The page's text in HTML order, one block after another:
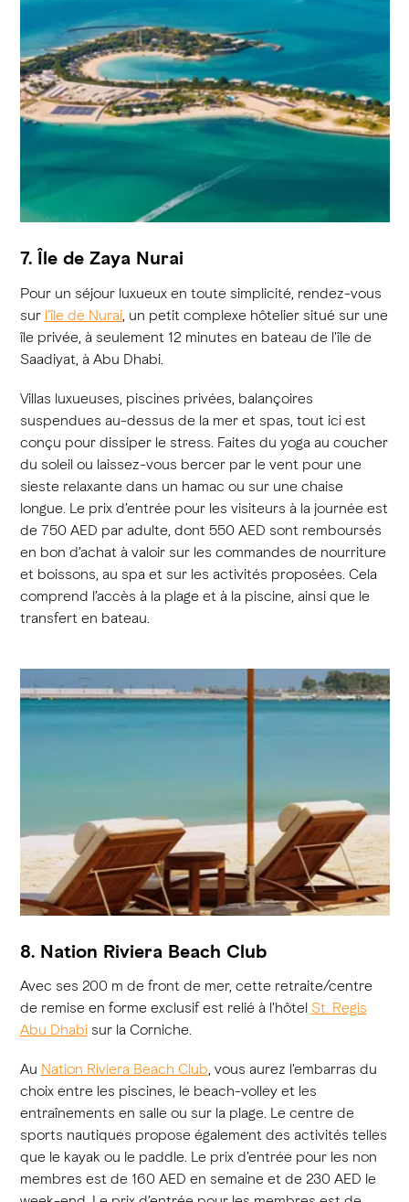
7. Île de Zaya Nurai
Pour un séjour luxueux en toute simplicité, rendez-vous
sur l’île de Nurai, un petit complexe hôtelier situé sur une
île privée, à seulement 12 minutes en bateau de l'île de
Saadiyat, à Abu Dhabi.
Villas luxueuses, piscines privées, balançoires
suspendues au-dessus de la mer et spas, tout ici est
conçu pour dissiper le stress. Faites du yoga au coucher
du soleil ou laissez-vous bercer par le vent pour une
sieste relaxante dans un hamac ou sur une chaise
longue. Le prix d’entrée pour les visiteurs à la journée est
de 750 AED par adulte, dont 550 AED sont remboursés
en bon d’achat à valoir sur les commandes de nourriture
et boissons, au spa et sur les activités proposées. Cela
comprend l’accès à la plage et à la piscine, ainsi que le
transfert en bateau.
8. Nation Riviera Beach Club
Avec ses 200 m de front de mer, cette retraite/centre
de remise en forme exclusif est relié à l'hôtel St. Regis
Abu Dhabisur la Corniche.
Au Nation Riviera Beach Club, vous aurez l'embarras du
choix entre les piscines, le beach-volley et les
entraînements en salle ou sur la plage. Le centre de
sports nautiques propose également des activités telles
que le kayak ou le paddle. Le prix d'entrée pour les non
membres est de 160 AED en semaine et de 230 AED le